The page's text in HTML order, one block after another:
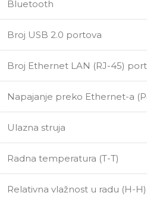
Bluetooth
Broj USB 2.0 portova
Broj Ethernet LAN (RJ-45)
Napajanje preko Ethernet-a
Ulazna struja
Radna temperatura (T-T)
Relativna vlažnost u radu (H-H)